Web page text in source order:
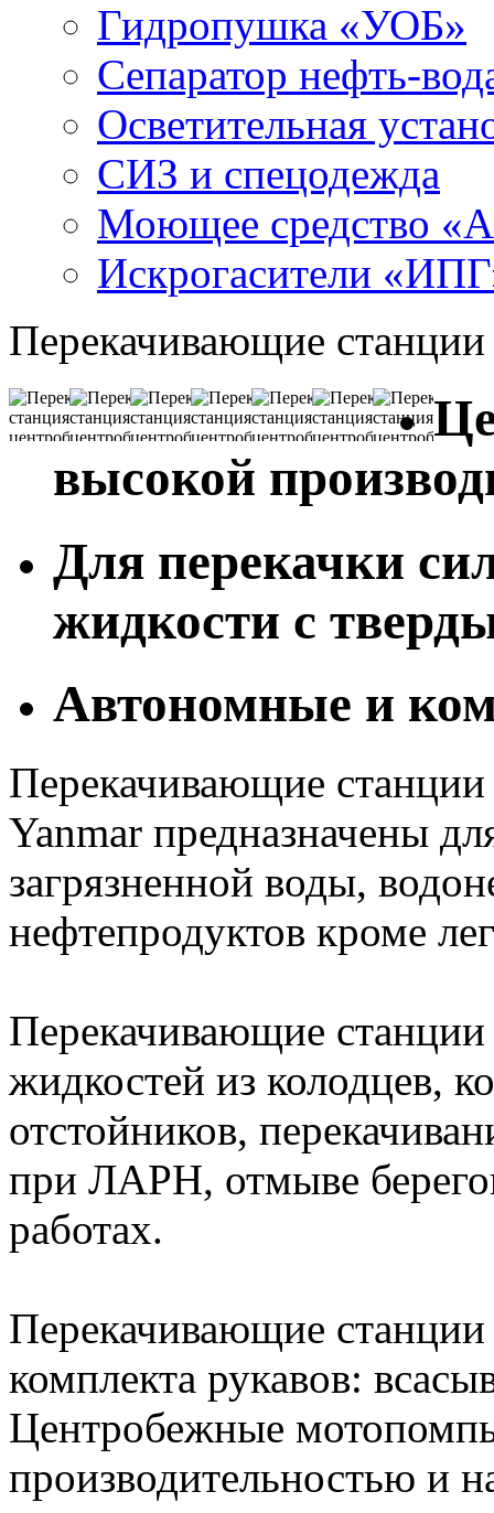
Гидропушка «УОБ»
Сепаратор нефть-
Осветительная
СИЗ и спецодежда
Моющее средство
Искрогасители
Перекачивающие
высокой
Для перекачки
жидкости с
Автономные и
Перекачивающие
Yanmar предназначены
загрязненной воды,
нефтепродуктов кроме
Перекачивающие
жидкостей из колодцев,
отстойников,
при ЛАРН, отмыве
работах.
Перекачивающие
комплекта рукавов:
Центробежные
производительностью и